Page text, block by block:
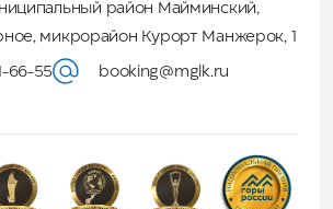
район Майминский,
микрорайон Курорт Манжерок, 1
66-55 booking@mglk.ru